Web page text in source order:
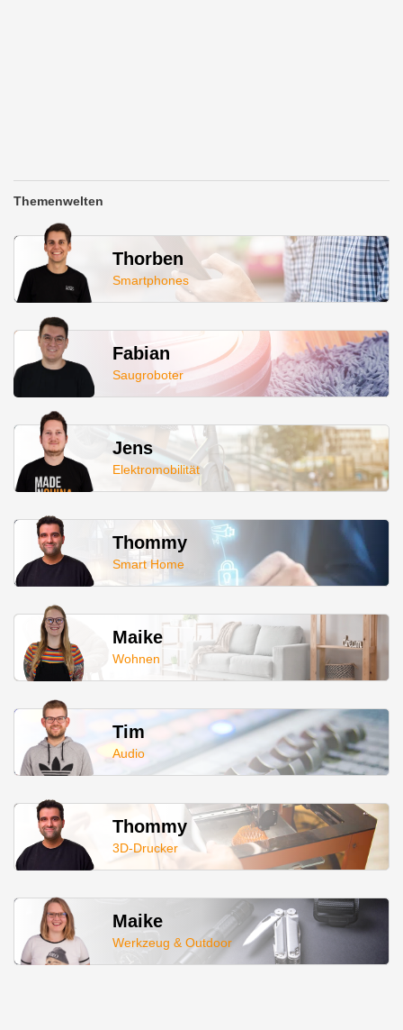
Themenwelten
Thorben
Smartphones
Fabian
Saugroboter
Jens
Elektromobilität
Thommy
Smart Home
Maike
Wohnen
Tim
Audio
Thommy
3D-Drucker
Maike
Werkzeug & Outdoor